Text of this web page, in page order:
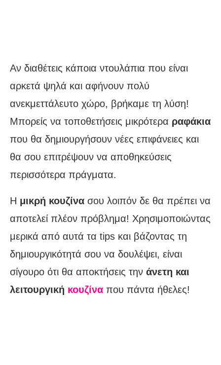
Αν διαθέτεις κάποια ντουλάπια που είναι
αρκετά ψηλά και αφήνουν πολύ
ανεκμεττάλευτο χώρο, βρήκαμε τη λύση!
Μπορείς να τοποθετήσεις μικρότερα ραφάκια
που θα δημιουργήσουν νέες επιφάνειες και
θα σου επιτρέψουν να αποθηκεύσεις
περισσότερα πράγματα.
Η μικρή κουζίνα σου λοιπόν δε θα πρέπει να
αποτελεί πλέον πρόβλημα! Χρησιμοποιώντας
μερικά από αυτά τα tips και βάζοντας τη
δημιουργικότητά σου να δουλέψει, είναι
σίγουρο ότι θα αποκτήσεις την άνετη και
λειτουργική κουζίνα που πάντα ήθελες!